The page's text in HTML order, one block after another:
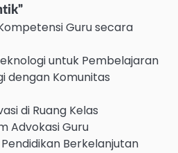
Guru secara
untuk Pembelajaran
dengan Komunitas
di Ruang Kelas
Advokasi Guru
Berkelanjutan